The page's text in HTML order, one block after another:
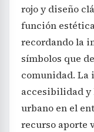
rojo y diseño
función
recordando la
símbolos que
comunidad.
accesibilidad
urbano en el
recurso aporte